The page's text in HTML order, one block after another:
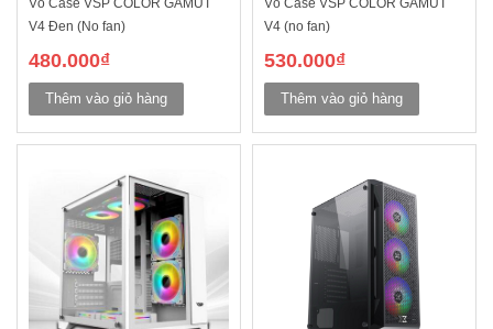
Vỏ Case VSP COLOR GAMUT
V4 Đen (No fan)
480.000₫
Thêm vào giỏ hàng
Vỏ Case VSP COLOR GAMUT
V4 (no fan)
530.000₫
Thêm vào giỏ hàng